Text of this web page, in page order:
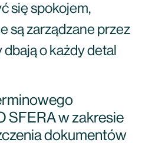
się spokojem,
są zarządzane przez
o każdy detal
SFERA w zakresie
dokumentów